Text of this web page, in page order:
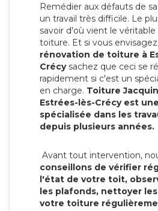
Remédier aux défauts de
un travail très difficile. Le
savoir d'où vient le
toiture. Et si vous
rénovation de toiture à
Crécysachez que ceci se
rapidement si c'est un
en charge. Toiture
Estrées-lès-Crécy est
spécialisée dans les
depuis plusieurs années.
Avant tout intervention,
conseillons de vérifier
l'état de votre toit,
les plafonds, nettoyer
votre toiture